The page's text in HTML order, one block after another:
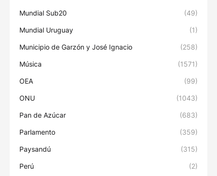
Mundial Sub20 (49)
Mundial Uruguay (1)
Municipio de Garzón y José Ignacio (258)
Música (1571)
OEA (99)
ONU (1043)
Pan de Azúcar (683)
Parlamento (359)
Paysandú (315)
Perú (2)